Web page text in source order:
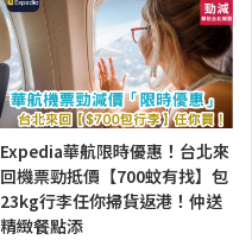
Expedia華航限時優惠！台北來
回機票勁抵價【700蚊有找】包
23kg行李任你掃貨返港！仲送
精緻餐點添